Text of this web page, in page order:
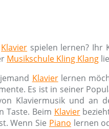
Klavier spielen lernen? Ihr
Musikschule Kling Klang
Klavierlernen
Es ist in seiner
Klaviermusik und an
Taste. Beim Klavier
Wenn Sie Piano lernen